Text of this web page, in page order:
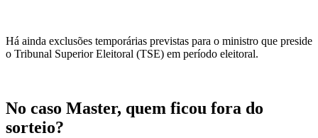
Há ainda exclusões temporárias previstas para o ministro que preside
o Tribunal Superior Eleitoral (TSE) em período eleitoral.
No caso Master, quem ficou fora do
sorteio?